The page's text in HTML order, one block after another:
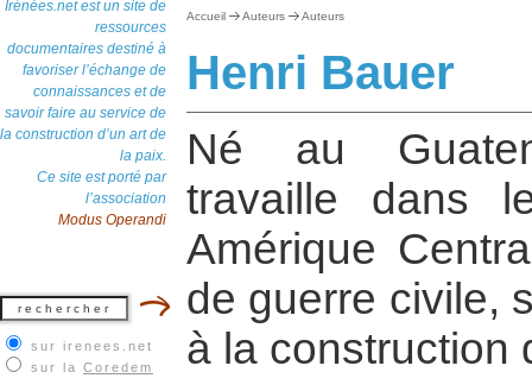
Irénées.net est un site de
ressources
documentaires destiné à
favoriser l’échange de
connaissances et de
savoir faire au service de
la construction d’un art de
la paix.
Ce site est porté par
l’association
Modus Operandi
sur irenees.net
sur la Coredem
Accueil Auteurs Auteurs
Henri Bauer
Né au
travaille dans
Amérique
de guerre civile,
à la construction